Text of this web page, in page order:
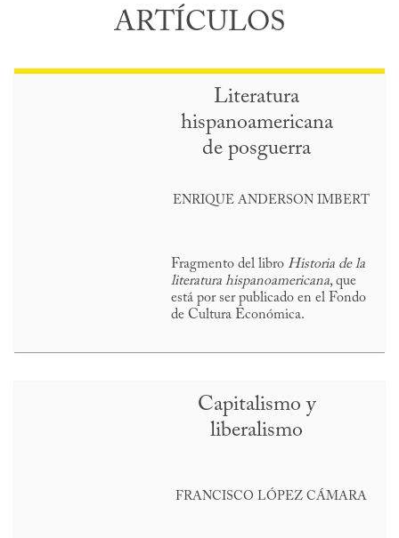
ARTÍCULOS
Literatura
hispanoamericana
de posguerra
ENRIQUE ANDERSON IMBERT
Fragmento del libro Historia de la
literatura hispanoamericana, que
está por ser publicado en el Fondo
de Cultura Económica.
Capitalismo y
liberalismo
FRANCISCO LÓPEZ CÁMARA